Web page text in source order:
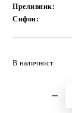
Преливник:
Сифон:
В наличност